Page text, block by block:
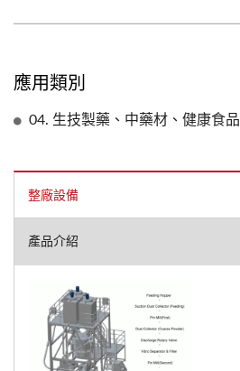
應用類別
04. 生技製藥、中藥材、健康食品
整廠設備
產品介紹